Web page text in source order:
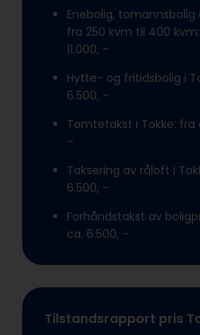
Enebolig, tomannsbolig
fra 250 kvm til 400
11.000, –
Hytte- og fritidsbolig i
6.500, –
Tomtetakst i Tokke: fra
–
Taksering av råloft i
6.500, –
Forhåndstakst av
ca. 6.500, –
Tilstandsrapport pris